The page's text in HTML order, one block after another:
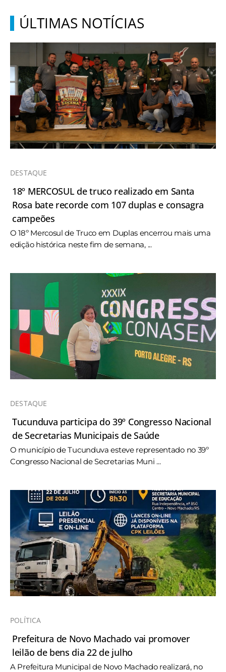
ÚLTIMAS NOTÍCIAS
DESTAQUE
18º MERCOSUL de truco realizado em Santa
Rosa bate recorde com 107 duplas e consagra
campeões
O 18º Mercosul de Truco em Duplas encerrou mais uma
edição histórica neste fim de semana, ...
DESTAQUE
Tucunduva participa do 39º Congresso Nacional
de Secretarias Municipais de Saúde
O município de Tucunduva esteve representado no 39º
Congresso Nacional de Secretarias Muni ...
POLÍTICA
Prefeitura de Novo Machado vai promover
leilão de bens dia 22 de julho
A Prefeitura Municipal de Novo Machado realizará, no